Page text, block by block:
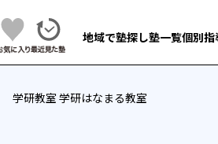
地域で塾探し塾一覧個別指
学研教室 学研はなまる教室